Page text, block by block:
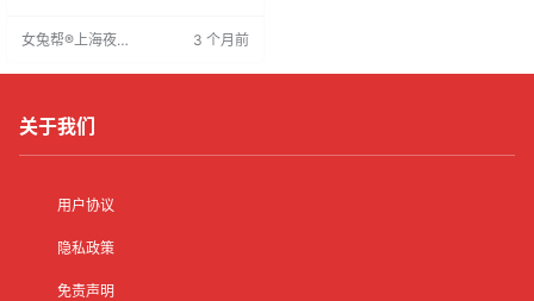
的途径。这些工作为生活注入活
生转折的重要选择。
女兔帮®上海夜场
3 个月前
关于我们
用户协议
隐私政策
免责声明